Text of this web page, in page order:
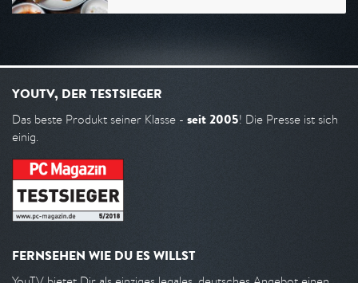
YOUTV, DER TESTSIEGER
Das beste Produkt seiner Klasse - seit 2005! Die Presse ist sich
einig.
FERNSEHEN WIE DU ES WILLST